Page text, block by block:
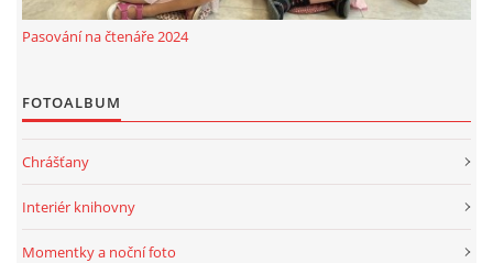
Pasování na čtenáře 2024
FOTOALBUM
Chrášťany
Interiér knihovny
Momentky a noční foto